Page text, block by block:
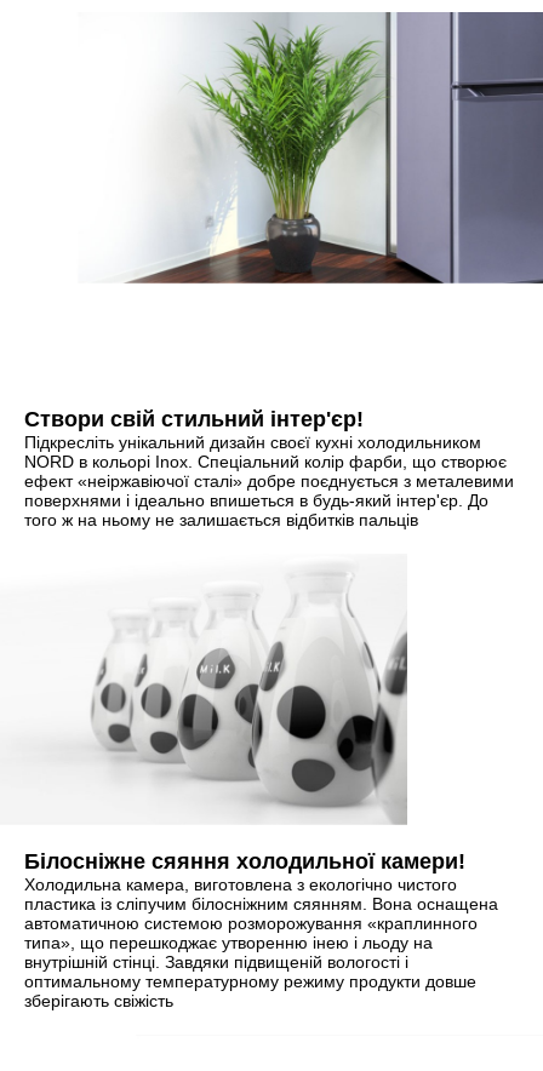
Створи свій стильний інтер'єр!
Підкресліть унікальний дизайн своєї кухні холодильником
NORD в кольорі Inox. Спеціальний колір фарби, що створює
ефект «неіржавіючої сталі» добре поєднується з металевими
поверхнями і ідеально впишеться в будь-який інтер'єр. До
того ж на ньому не залишається відбитків пальців
Білосніжне сяяння холодильної камери!
Холодильна камера, виготовлена з екологічно чистого
пластика із сліпучим білосніжним сяянням. Вона оснащена
автоматичною системою розморожування «краплинного
типа», що перешкоджає утворенню інею і льоду на
внутрішній стінці. Завдяки підвищеній вологості і
оптимальному температурному режиму продукти довше
зберігають свіжість